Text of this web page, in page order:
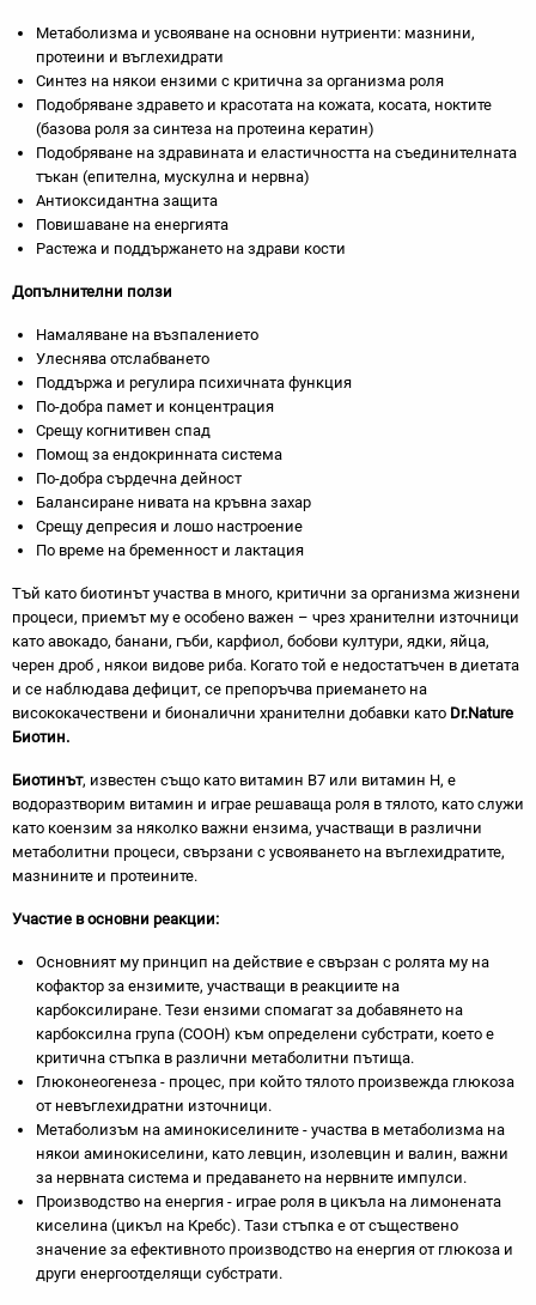
Метаболизма и усвояване на основни нутриенти: мазнини,
протеини и въглехидрати
Синтез на някои ензими с критична за организма роля
Подобряване здравето и красотата на кожата, косата, ноктите
(базова роля за синтеза на протеина кератин)
Подобряване на здравината и еластичността на съединителната
тъкан (епителна, мускулна и нервна)
Антиоксидантна защита
Повишаване на енергията
Растежа и поддържането на здрави кости
Допълнителни ползи
Намаляване на възпалението
Улеснява отслабването
Поддържа и регулира психичната функция
По-добра памет и концентрация
Срещу когнитивен спад
Помощ за ендокринната система
По-добра сърдечна дейност
Балансиране нивата на кръвна захар
Срещу депресия и лошо настроение
По време на бременност и лактация
Тъй като биотинът участва в много, критични за организма жизнени
процеси, приемът му е особено важен – чрез хранителни източници
като авокадо, банани, гъби, карфиол, бобови култури, ядки, яйца,
черен дроб , някои видове риба. Когато той е недостатъчен в диетата
и се наблюдава дефицит, се препоръчва приемането на
висококачествени и бионалични хранителни добавки като Dr.Nature
Биотин.
Биотинът, известен също като витамин B7 или витамин H, е
водоразтворим витамин и играе решаваща роля в тялото, като служи
като коензим за няколко важни ензима, участващи в различни
метаболитни процеси, свързани с усвояването на въглехидратите,
мазнините и протеините.
Участие в основни реакции:
Основният му принцип на действие е свързан с ролята му на
кофактор за ензимите, участващи в реакциите на
карбоксилиране. Тези ензими спомагат за добавянето на
карбоксилна група (COOH) към определени субстрати, което е
критична стъпка в различни метаболитни пътища.
Глюконеогенеза - процес, при който тялото произвежда глюкоза
от невъглехидратни източници.
Метаболизъм на аминокиселините - участва в метаболизма на
някои аминокиселини, като левцин, изолевцин и валин, важни
за нервната система и предаването на нервните импулси.
Производство на енергия - играе роля в цикъла на лимонената
киселина (цикъл на Кребс). Тази стъпка е от съществено
значение за ефективното производство на енергия от глюкоза и
други енергоотделящи субстрати.